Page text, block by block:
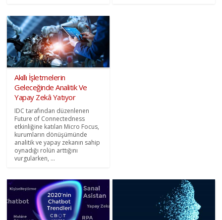
Akıllı İşletmelerin
Geleceğinde Analitik Ve
Yapay Zekâ Yatıyor
IDC tarafından düzenlenen
Future of Connectedness
etkinliğine katılan Micro Focus,
kurumların dönüşümünde
analitik ve yapay zekanın sahip
oynadığı rolün arttığını
vurgularken, ...